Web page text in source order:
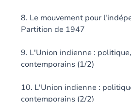
8. Le mouvement pour
Partition de 1947
9. L'Union indienne :
contemporains (1/2)
10. L'Union indienne :
contemporains (2/2)